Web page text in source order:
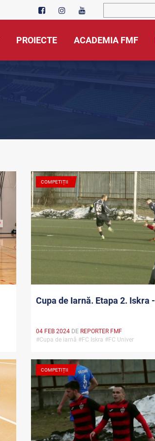
PROIECTE ACADEMIA FMF
COMPETIȚII
Cupa de Iarnă. Etapa 2. Iskra
04 FEB 2024 DE REPORTER FMF
#Cupa de iarnă #FC Iskra #FC Univer
COMPETIȚII